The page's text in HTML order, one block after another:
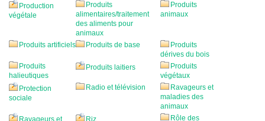
Production
végétale
Produits
alimentaires/traitement
des aliments pour
animaux
Produits
animaux
Produits artificiels Produits de base
Produits
dérives du bois
Produits
halieutiques
Produits laitiers
Produits
végétaux
Protection
sociale
Radio et télévision
Ravageurs et
maladies des
animaux
Ravageurs et
Riz
Rôle des